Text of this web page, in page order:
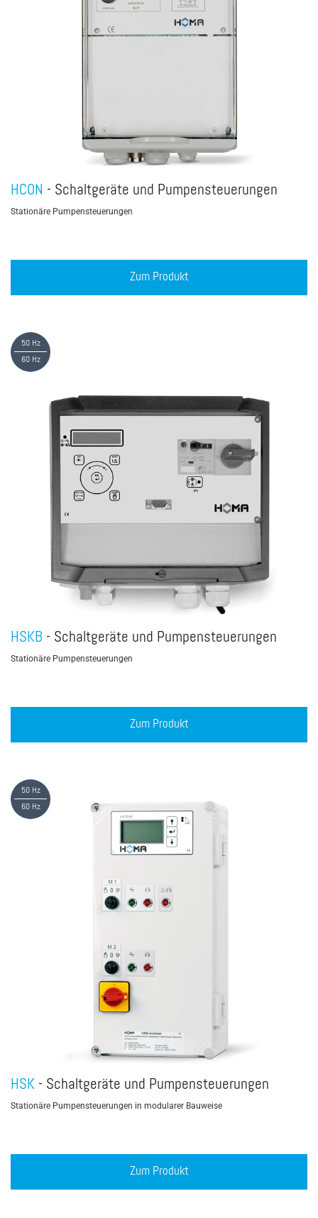
HCON - Schaltgeräte und Pumpensteuerungen
Stationäre Pumpensteuerungen
Zum Produkt
50 Hz
60 Hz
HSKB - Schaltgeräte und Pumpensteuerungen
Stationäre Pumpensteuerungen
Zum Produkt
50 Hz
60 Hz
HSK - Schaltgeräte und Pumpensteuerungen
Stationäre Pumpensteuerungen in modularer Bauweise
Zum Produkt